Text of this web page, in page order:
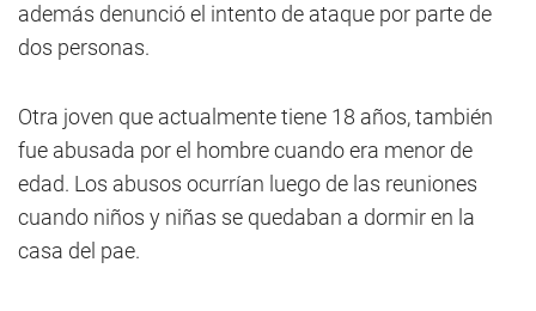
además denunció el intento de ataque por parte de
dos personas.
Otra joven que actualmente tiene 18 años, también
fue abusada por el hombre cuando era menor de
edad. Los abusos ocurrían luego de las reuniones
cuando niños y niñas se quedaban a dormir en la
casa del pae.